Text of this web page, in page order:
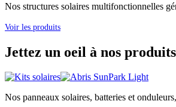
Nos structures solaires multifonctionnelles
Voir les produits
Jettez un oeil à nos
Nos panneaux solaires, batteries et